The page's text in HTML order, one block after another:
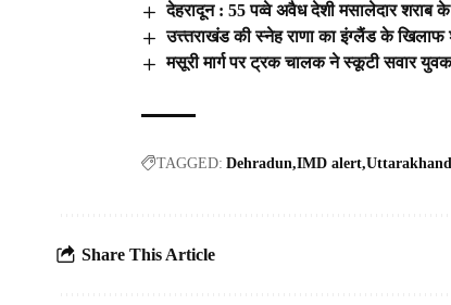
देहरादून : 55 पव्वे अवैध देशी मसालेदार शराब
उत्त्तराखंड की स्नेह राणा का इंग्लैंड के खिलाफ
मसूरी मार्ग पर ट्रक चालक ने स्कूटी सवार
TAGGED: Dehradun IMD alert Uttarakhand
Share This Article